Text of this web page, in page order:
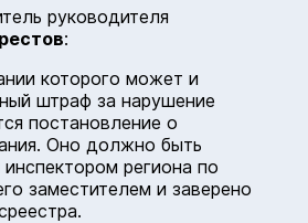
руководителя
:
которого может и
штраф за нарушение
постановление о
Оно должно быть
региона по
заместителем и заверено